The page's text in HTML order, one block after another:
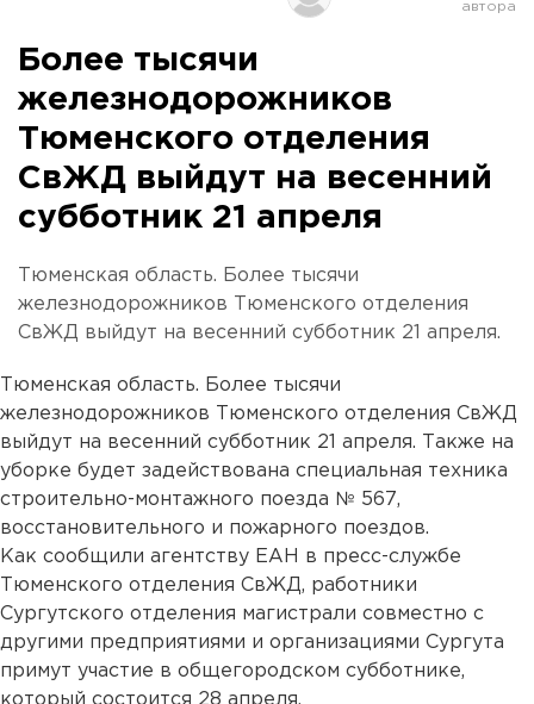
Более тысячи
железнодорожников
Тюменского отделения
СвЖД выйдут на весенний
субботник 21 апреля
Тюменская область. Более тысячи
железнодорожников Тюменского отделения
СвЖД выйдут на весенний субботник 21 апреля.
Тюменская область. Более тысячи
железнодорожников Тюменского отделения СвЖД
выйдут на весенний субботник 21 апреля. Также на
уборке будет задействована специальная техника
строительно-монтажного поезда № 567,
восстановительного и пожарного поездов.
Как сообщили агентству ЕАН в пресс-службе
Тюменского отделения СвЖД, работники
Сургутского отделения магистрали совместно с
другими предприятиями и организациями Сургута
примут участие в общегородском субботнике,
который состоится 28 апреля.